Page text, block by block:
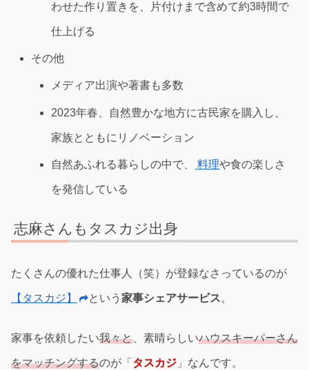
わせた作り置きを、片付けまで含めて約3時間で
仕上げる
その他
メディア出演や著書も多数
2023年春、自然豊かな地方に古民家を購入し、
家族とともにリノベーション
自然あふれる暮らしの中で、 料理や食の楽しさ
を発信している
志麻さんもタスカジ出身
たくさんの優れた仕事人（笑）が登録なさっているのが
【タスカジ】 という 家事シェアサービス。
家事を依頼したい我々と 、素晴らしいハウスキーパーさん
をマッチングするのが「 タスカジ 」なんです。